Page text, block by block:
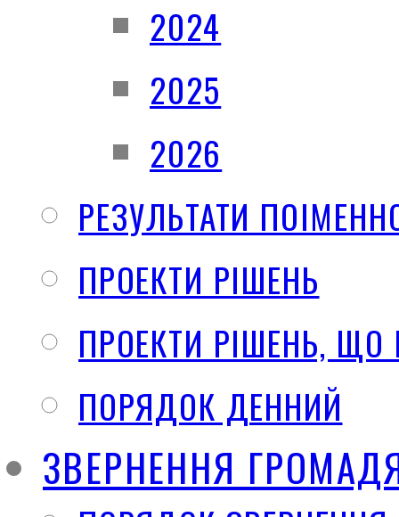
2024
2025
2026
РЕЗУЛЬТАТИ
ПРОЕКТИ РІШЕНЬ
ПРОЕКТИ РІШЕНЬ,
ПОРЯДОК ДЕННИЙ
ЗВЕРНЕННЯ